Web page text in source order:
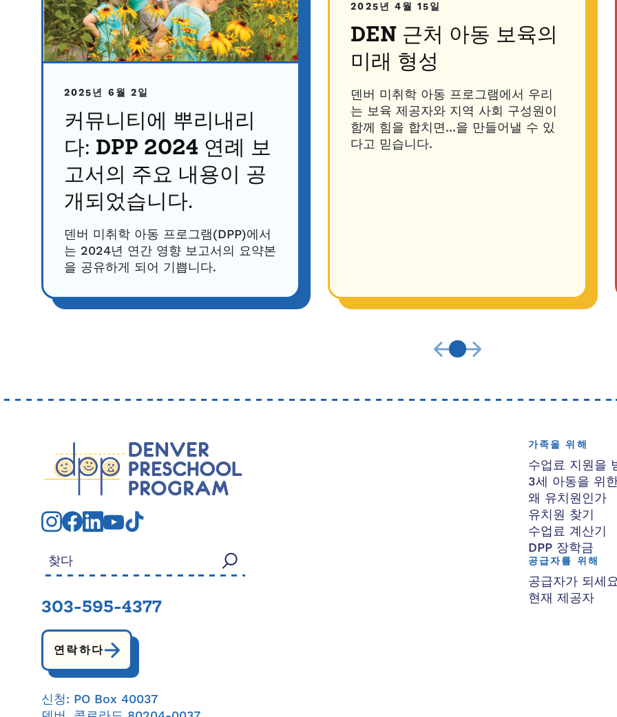
2025년 6월 2일
커뮤니티에 뿌리내리
다: DPP 2024 연례 보
고서의 주요 내용이 공
개되었습니다.
덴버 미취학 아동 프로그램(DPP)에서
는 2024년 연간 영향 보고서의 요약본
을 공유하게 되어 기쁩니다.
2025년 4월 15일
DEN 근처 아동 보육의
미래 형성
덴버 미취학 아동 프로그램에서 우리
는 보육 제공자와 지역 사회 구성원이
함께 힘을 합치면...을 만들어낼 수 있
다고 믿습니다.
검색:
303-595-4377
연락하다
신청: PO Box 40037
가족을 위해
수업료 지원을
3세 아동을 위
왜 유치원인가
유치원 찾기
수업료 계산기
DPP 장학금
공급자를 위해
공급자가 되세
현재 제공자